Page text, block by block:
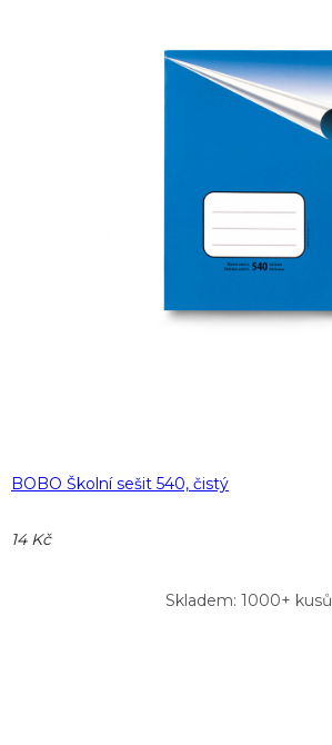
BOBO Školní sešit 540, čistý
14 Kč
Skladem: 1000+ kusů